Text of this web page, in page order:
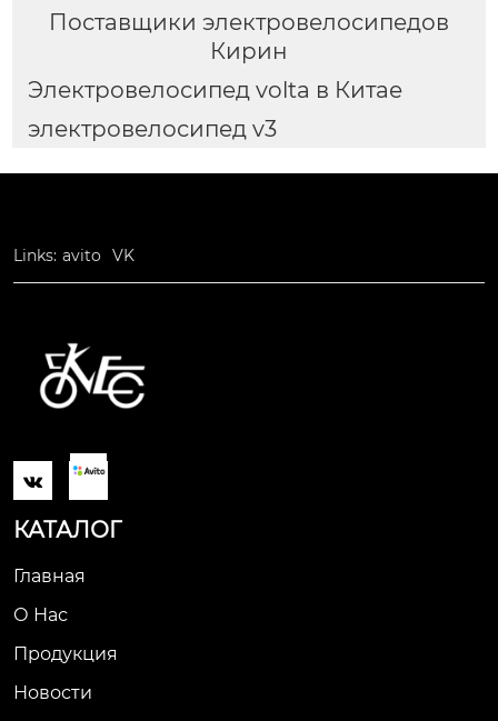
Поставщики электровелосипедов
Кирин
Электровелосипед volta в Китае
электровелосипед v3
Links: avito VK

КАТАЛОГ
Главная
О Нас
Продукция
Новости